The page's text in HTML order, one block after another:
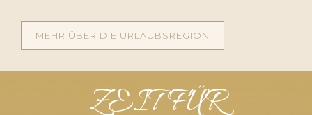
MEHR ÜBER DIE URLAUBSREGION
ZEIT FÜR